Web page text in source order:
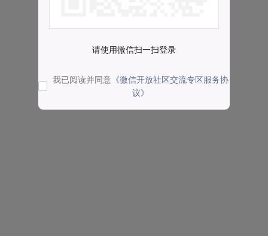
请使用微信扫一扫登录
我已阅读并同意 《微信开放社区交流专区服务协
议》